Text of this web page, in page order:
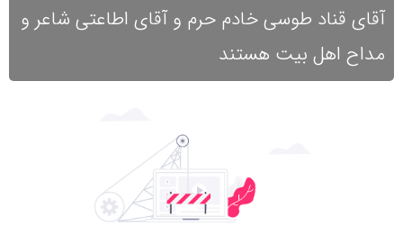
آقای قناد طوسی خادم حرم و آقای اطاعتی شاعر و
مداح اهل بیت هستند